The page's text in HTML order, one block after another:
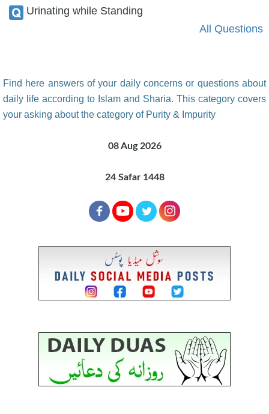
Urinating while Standing
All Questions
Find here answers of your daily concerns or questions about
daily life according to Islam and Sharia. This category covers
your asking about the category of Purity & Impurity
08 Aug 2026
24 Safar 1448